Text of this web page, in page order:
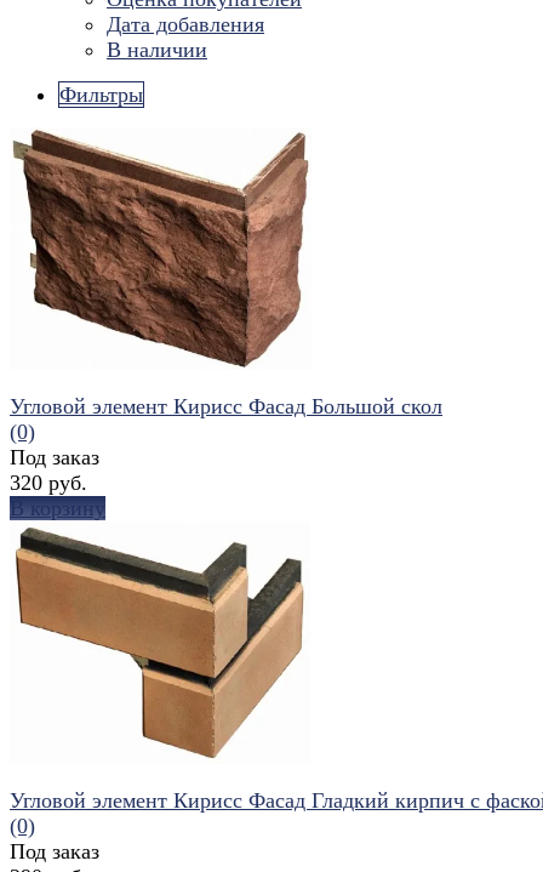
Дата добавления
В наличии
Фильтры
избранное
Угловой элемент Кирисс Фасад Большой скол
(0)
Под заказ
320 руб.
В корзину
Угловой элемент Кирисс Фасад Гладкий кирпич с
(0)
Под заказ